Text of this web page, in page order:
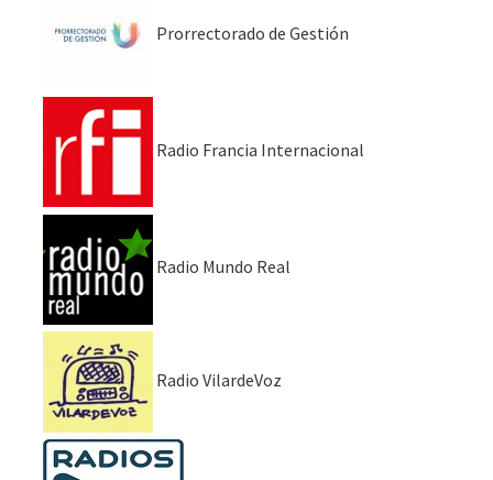
Prorrectorado de Gestión
Radio Francia Internacional
Radio Mundo Real
Radio VilardeVoz